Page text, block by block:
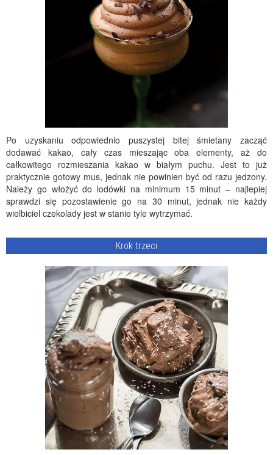
Po uzyskaniu odpowiednio puszystej bitej śmietany zacząć
dodawać kakao, cały czas mieszając oba elementy, aż do
całkowitego rozmieszania kakao w białym puchu. Jest to już
praktycznie gotowy mus, jednak nie powinien być od razu jedzony.
Należy go włożyć do lodówki na minimum 15 minut – najlepiej
sprawdzi się pozostawienie go na 30 minut, jednak nie każdy
wielbiciel czekolady jest w stanie tyle wytrzymać.
Krok trzeci